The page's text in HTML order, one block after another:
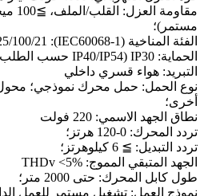
مستمر)؛
الفئة المناخية (IEC60068-1): 25/100/21
الحماية: IP30 (IP40/IP54 حسب الطلب)، داخلي: IP20
التبريد: هواء قسري داخلي
نوع الحمل: حمل محرك نموذجي؛
أخرى؛
نطاق الجهد الاسمي: 220 فولت
تردد المحرك: 0-120 هرتز؛
تردد التبديل: ≧ 6 كيلوهرتز؛
الجهد المتبقي المموج: THDv <5%
طول كابل المحرك: حتى 2000 متر؛
نموذج العمل: تشغيل مستمر للعمل